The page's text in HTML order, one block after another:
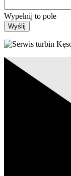
Wypełnij to pole
Wyślij